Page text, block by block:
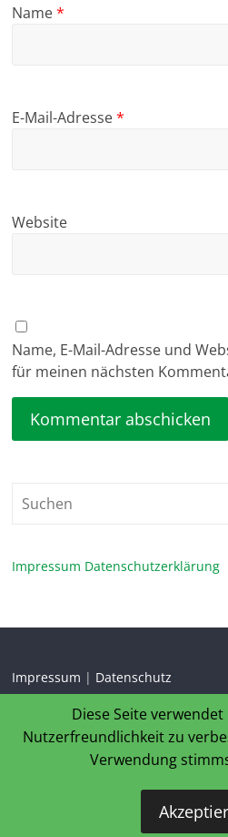
Name*
E-Mail-Adresse*
Website
Name, E-Mail-Adresse und
für meinen nächsten
Impressum Datenschutzerklärung
Impressum | Datenschutz
HC Heeren-
ColorMagvon
Diese Seite
Nutzerfreundlichkeit zu
Verwendung